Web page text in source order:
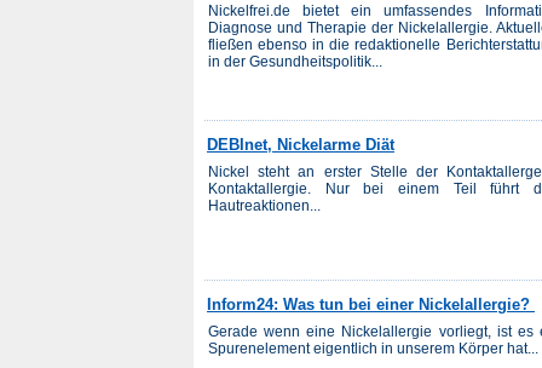
Nickelfrei.de bietet ein umfassendes
Diagnose und Therapie der Nickelallergie.
fließen ebenso in die redaktionelle
in der Gesundheitspolitik...
DEBInet, Nickelarme Diät
Nickel steht an erster Stelle der
Kontaktallergie. Nur bei einem Teil führt
Hautreaktionen...
Inform24: Was tun bei einer Nickelallergie?
Gerade wenn eine Nickelallergie vorliegt, ist
Spurenelement eigentlich in unserem Körper hat...